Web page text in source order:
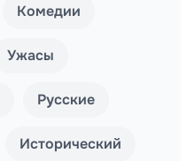
Комедии
Ужасы
Русские
Исторический